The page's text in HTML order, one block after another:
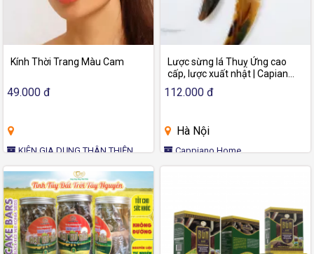
Kính Thời Trang Màu Cam
49.000 đ
KIÊN GIA DỤNG THÂN THIỆN
Lược sừng lá Thuỵ Ứng cao
cấp, lược xuất nhật | Capiano
Home
112.000 đ
Hà Nội
Cappiano Home